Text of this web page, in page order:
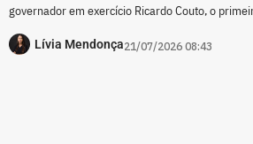
governador em exercício Ricardo Couto, o
Lívia Mendonça21/07/2026 08:43